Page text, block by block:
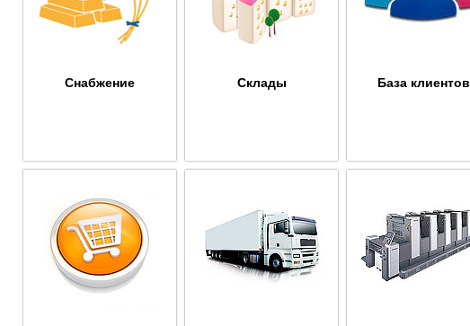
Снабжение Склады База клиентов